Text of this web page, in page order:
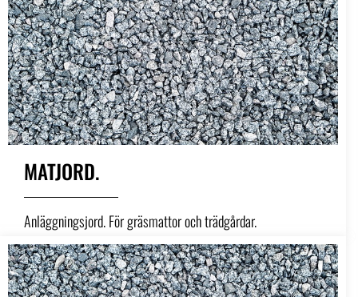
MATJORD.
Anläggningsjord. För gräsmattor och trädgårdar.